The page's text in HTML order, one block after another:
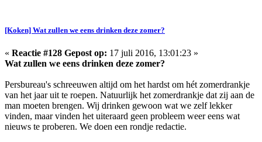
[Koken] Wat zullen we eens drinken deze zomer?
« Reactie #128 Gepost op: 17 juli 2016, 13:01:23 »
Wat zullen we eens drinken deze zomer?
Persbureau's schreeuwen altijd om het hardst om hét zomerdrankje
van het jaar uit te roepen. Natuurlijk het zomerdrankje dat zij aan de
man moeten brengen. Wij drinken gewoon wat we zelf lekker
vinden, maar vinden het uiteraard geen probleem weer eens wat
nieuws te proberen. We doen een rondje redactie.